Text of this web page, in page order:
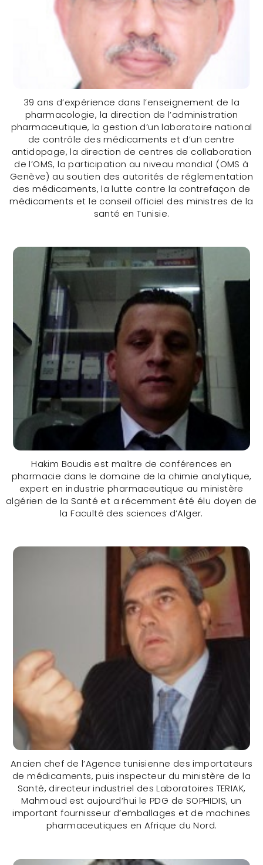
Pr. Amor Toumi, PhD (TUNISIA)
CONTACTER
39 ans d’expérience dans l’enseignement de la
pharmacologie, la direction de l’administration
pharmaceutique, la gestion d’un laboratoire national
de contrôle des médicaments et d’un centre
antidopage, la direction de centres de collaboration
de l’OMS, la participation au niveau mondial (OMS à
Genève) au soutien des autorités de réglementation
des médicaments, la lutte contre la contrefaçon de
médicaments et le conseil officiel des ministres de la
santé en Tunisie.
CONTACTER
Hakim Boudis est maître de conférences en
pharmacie dans le domaine de la chimie analytique,
expert en industrie pharmaceutique au ministère
algérien de la Santé et a récemment été élu doyen de
la Faculté des sciences d’Alger.
Dr Mahmoud Bach Hamba (TUNISIA)
Ancien chef de l’Agence tunisienne des importateurs
de médicaments, puis inspecteur du ministère de la
Santé, directeur industriel des Laboratoires TERIAK,
Mahmoud est aujourd’hui le PDG de SOPHIDIS, un
important fournisseur d’emballages et de machines
pharmaceutiques en Afrique du Nord.